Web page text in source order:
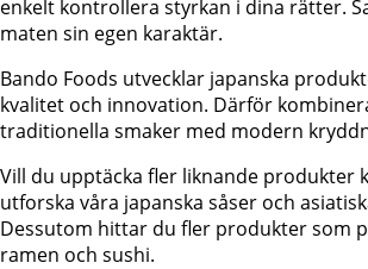
enkelt kontrollera styrkan i dina rätter.
maten sin egen karaktär.
Bando Foods utvecklar japanska
kvalitet och innovation. Därför
traditionella smaker med modern
Vill du upptäcka fler liknande produkter
utforska våra japanska såser och
Dessutom hittar du fler produkter som
ramen och sushi.